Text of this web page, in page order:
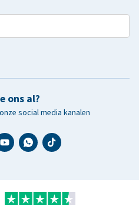
ons al?
social media kanalen